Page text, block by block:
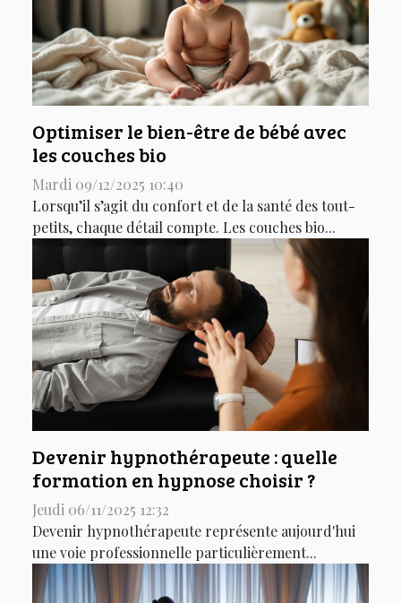
Optimiser le bien-être de bébé avec
les couches bio
Mardi 09/12/2025 10:40
Lorsqu’il s’agit du confort et de la santé des tout-
petits, chaque détail compte. Les couches bio...
Devenir hypnothérapeute : quelle
formation en hypnose choisir ?
Jeudi 06/11/2025 12:32
Devenir hypnothérapeute représente aujourd'hui
une voie professionnelle particulièrement...